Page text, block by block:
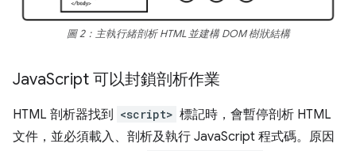
圖 2：主執行緒剖析 HTML 並建構 DOM 樹狀結構
JavaScript 可以封鎖剖析作業
HTML 剖析器找到 <script> 標記時，會暫停剖析 HTML
文件，並必須載入、剖析及執行 JavaScript 程式碼。原因